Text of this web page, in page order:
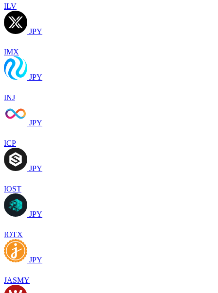
ILV
JPY
IMX
JPY
INJ
JPY
ICP
JPY
IOST
JPY
IOTX
JPY
JASMY